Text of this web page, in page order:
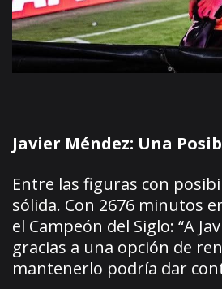
Javier Méndez: Una
Entre las figuras con
sólida. Con 2676 minutos
el Campeón del Siglo: “A
gracias a una opción de
mantenerlo podría dar